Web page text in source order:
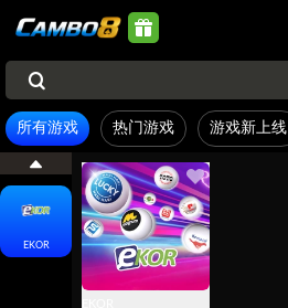
所有游戏 热门游戏 游戏新上线
EKOR